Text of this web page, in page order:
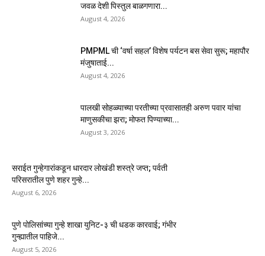
जवळ देशी पिस्तुल बाळगणारा...
August 4, 2026
PMPML ची ‘वर्षा सहल’ विशेष पर्यटन बस सेवा सुरू; महापौर
मंजुषाताई...
August 4, 2026
पालखी सोहळ्याच्या परतीच्या प्रवासातही अरुण पवार यांचा
माणुसकीचा झरा; मोफत पिण्याच्या...
August 3, 2026
सराईत गुन्हेगारांकडून धारदार लोखंडी शस्त्रे जप्त; पर्वती
परिसरातील पुणे शहर गुन्हे...
August 6, 2026
पुणे पोलिसांच्या गुन्हे शाखा युनिट-३ ची धडक कारवाई; गंभीर
गुन्ह्यातील पाहिजे...
August 5, 2026